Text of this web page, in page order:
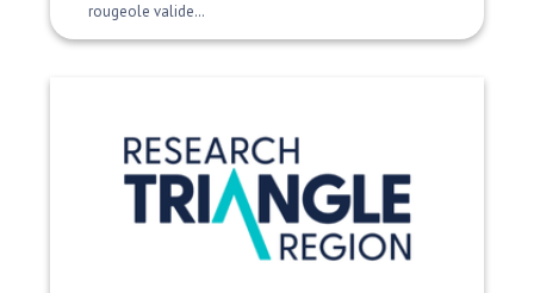
rougeole valide…